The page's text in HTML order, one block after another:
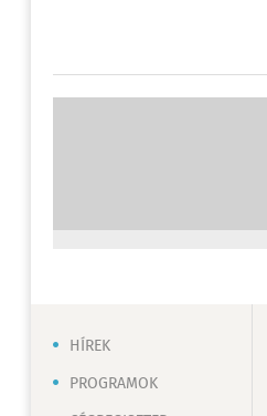
HÍREK
PROGRAMOK